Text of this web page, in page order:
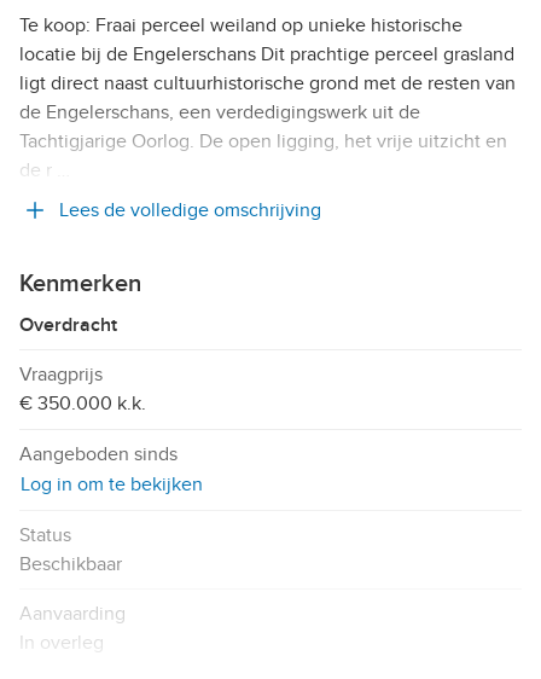
Te koop: Fraai perceel weiland op unieke historische
locatie bij de Engelerschans Dit prachtige perceel grasland
ligt direct naast cultuurhistorische grond met de resten van
de Engelerschans, een verdedigingswerk uit de
Tachtigjarige Oorlog. De open ligging, het vrije uitzicht en
de r …
Lees de volledige omschrijving
Kenmerken
Overdracht
Vraagprijs
€ 350.000 k.k.
Aangeboden sinds
Log in om te bekijken
Status
Beschikbaar
Aanvaarding
In overleg